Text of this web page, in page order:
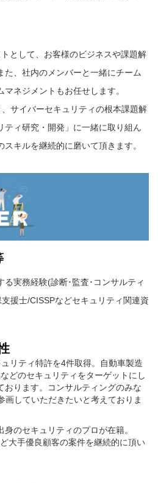
として、お客様のビジネスや課題解
た、社内のメンバーと一緒にチーム
ネジメントもお任せします。
サイバーセキュリティの根本課題解
ティ研究・開発」に一緒に取り組ん
キルを継続的に磨いて頂きます。
実務経験(診断･監査･コンサルティ
援士/CISSPなどセキュリティ関連資
リティ特許を4件取得。自動車製造
どのセキュリティをターゲットにし
おります。コンサルティングのみな
画していただきたいと考えておりま
のセキュリティのプロが在籍。
大手優良顧客の案件を継続的に頂い